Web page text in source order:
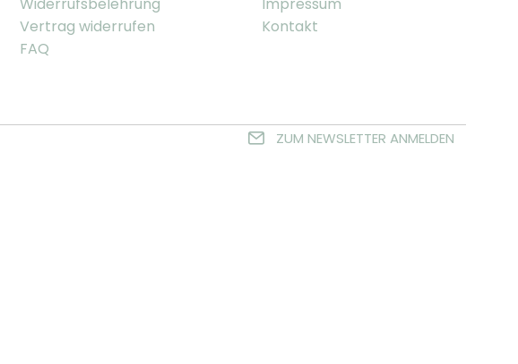
Vertrag widerrufen
FAQ
Kontakt
ZUM NEWSLETTER ANMELDEN